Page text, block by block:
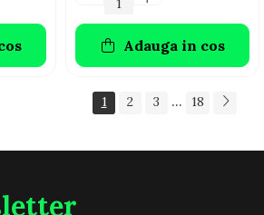
Adauga in cos
1 2 3 ... 18